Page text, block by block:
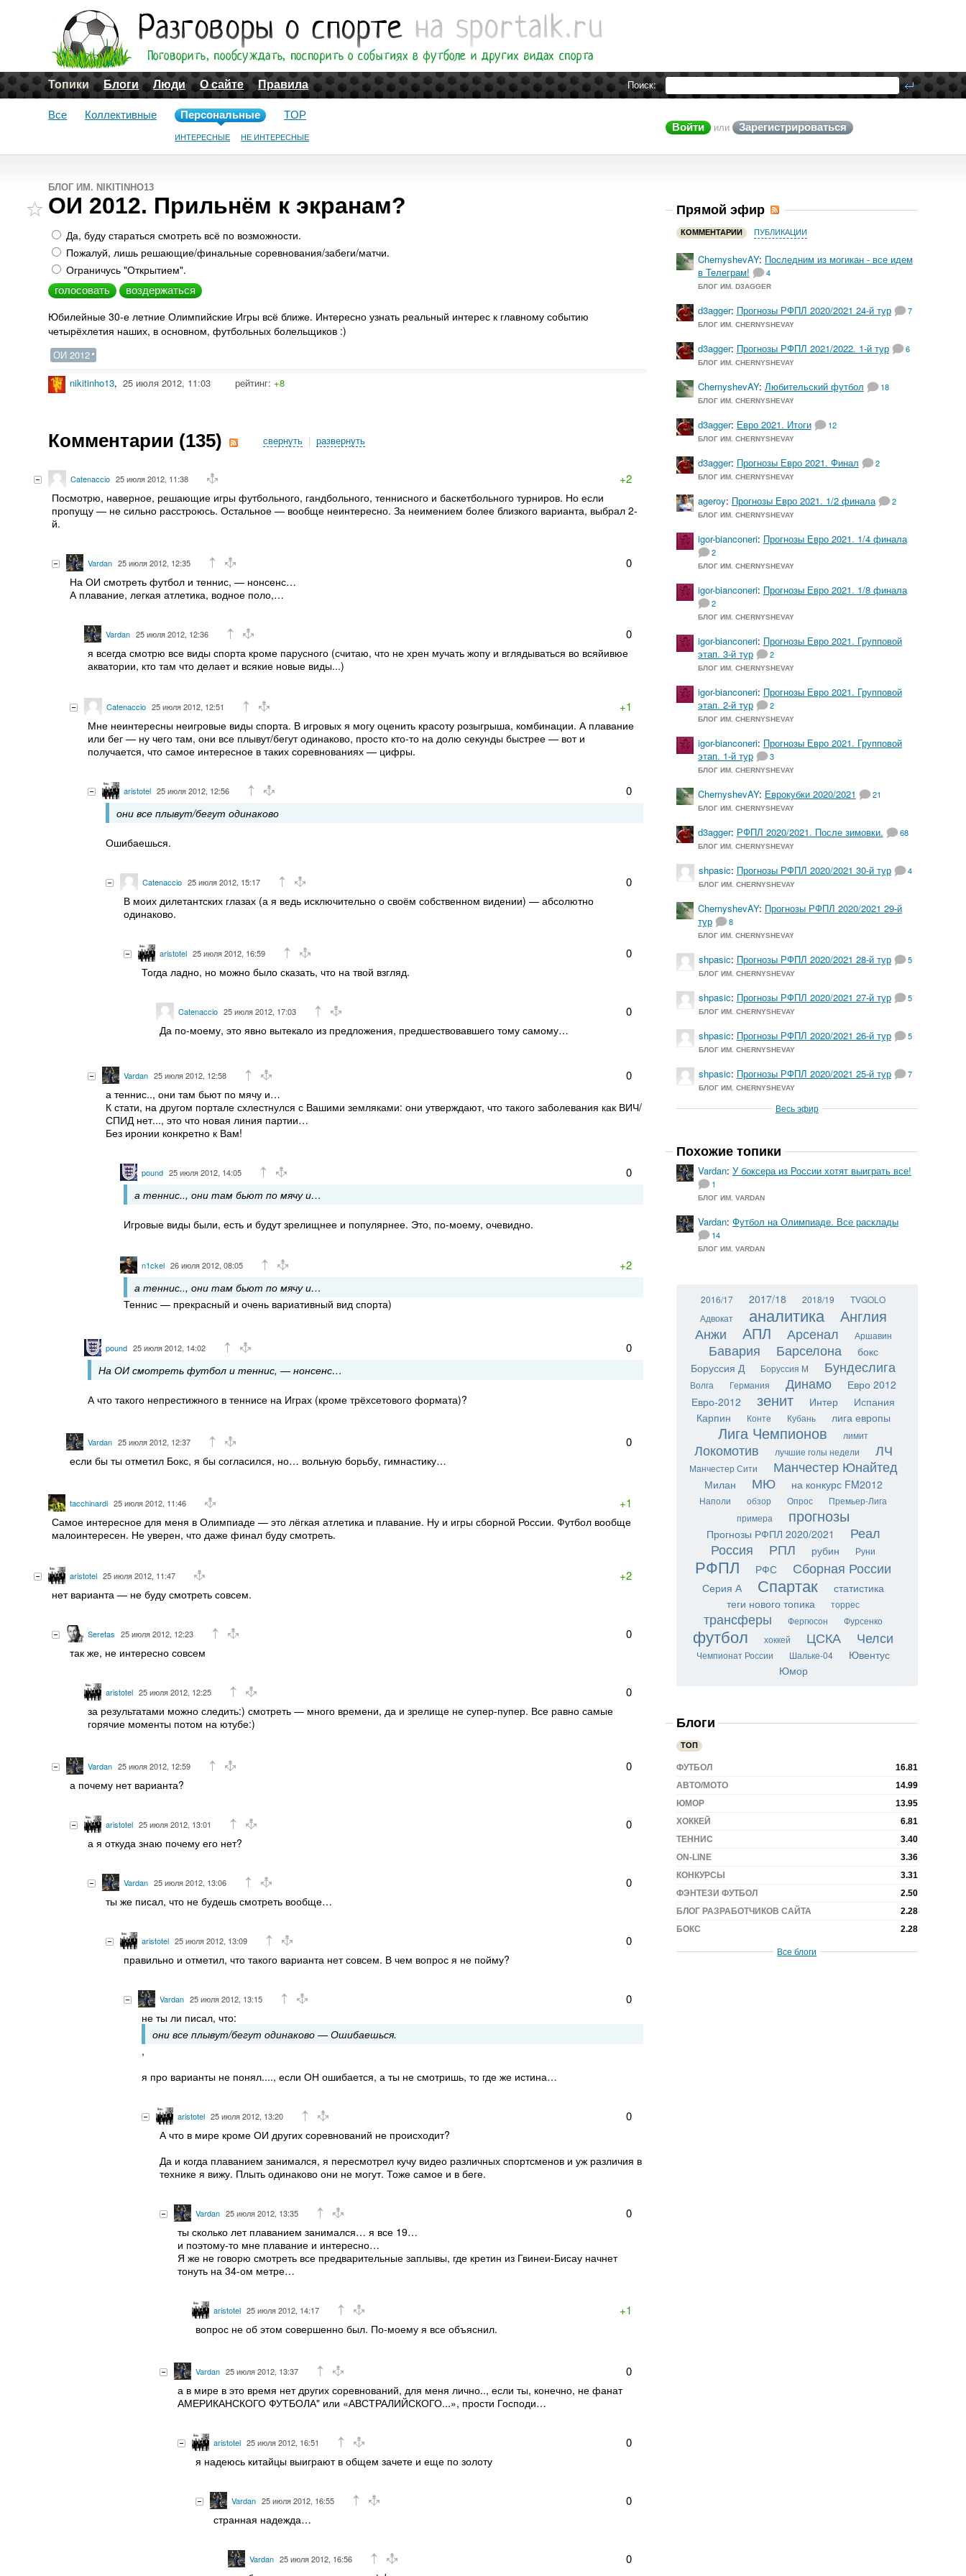
Поиск:
Топики Блоги Люди О сайте Правила
Войти или Зарегистрироваться
Все Коллективные Персональные
ИНТЕРЕСНЫЕ НЕ ИНТЕРЕСНЫЕ
TOP
БЛОГ ИМ. NIKITINHO13
ОИ 2012. Прильнём к экранам?
Да, буду стараться смотреть всё по возможности.
Пожалуй, лишь решающие/финальные соревнования/забеги/матчи.
Ограничусь "Открытием".
Юбилейные 30-е летние Олимпийские Игры всё ближе. Интересно узнать реальный интерес к главному событию
четырёхлетия наших, в основном, футбольных болельщиков :)
ОИ 2012
nikitinho13, 25 июля 2012, 11:03 рейтинг:+8
Комментарии (135) свернуть |развернуть
Catenaccio 25 июля 2012, 11:38 +2
Посмотрю, наверное, решающие игры футбольного, гандбольного, теннисного и баскетбольного турниров. Но если
пропущу — не сильно расстроюсь. Остальное — вообще неинтересно. За неимением более близкого варианта, выбрал 2-
й.
Vardan 25 июля 2012, 12:35 0
На ОИ смотреть футбол и теннис, — нонсенс…
А плавание, легкая атлетика, водное поло,…
Vardan 25 июля 2012, 12:36 0
я всегда смотрю все виды спорта кроме парусного (считаю, что не хрен мучать жопу и вглядываться во всяйивюе
акватории, кто там что делает и всякие новые виды...)
Catenaccio 25 июля 2012, 12:51 +1
Мне неинтересны неигровые виды спорта. В игровых я могу оценить красоту розыгрыша, комбинации. А плавание
или бег — ну чего там, они все плывут/бегут одинаково, просто кто-то на долю секунды быстрее — вот и
получается, что самое интересное в таких соревнованиях — цифры.
aristotel 25 июля 2012, 12:56 0
они все плывут/бегут одинаково
Ошибаешься.
Catenaccio 25 июля 2012, 15:17 0
В моих дилетантских глазах (а я ведь исключительно о своём собственном видении) — абсолютно
одинаково.
aristotel 25 июля 2012, 16:59 0
Тогда ладно, но можно было сказать, что на твой взгляд.
Catenaccio 25 июля 2012, 17:03 0
Да по-моему, это явно вытекало из предложения, предшествовавшего тому самому…
Vardan 25 июля 2012, 12:58 0
а теннис.., они там бьют по мячу и…
К стати, на другом портале схлестнулся с Вашими земляками: они утверждают, что такого заболевания как ВИЧ/
СПИД нет..., это что новая линия партии…
Без иронии конкретно к Вам!
pound 25 июля 2012, 14:05 0
а теннис.., они там бьют по мячу и…
Игровые виды были, есть и будут зрелищнее и популярнее. Это, по-моему, очевидно.
n1ckel 26 июля 2012, 08:05 +2
а теннис.., они там бьют по мячу и…
Теннис — прекрасный и очень вариативный вид спорта)
pound 25 июля 2012, 14:02 0
На ОИ смотреть футбол и теннис, — нонсенс…
А что такого непрестижного в теннисе на Играх (кроме трёхсетового формата)?
Vardan 25 июля 2012, 12:37 0
если бы ты отметил Бокс, я бы согласился, но… вольную борьбу, гимнастику…
tacchinardi 25 июля 2012, 11:46 +1
Самое интересное для меня в Олимпиаде — это лёгкая атлетика и плавание. Ну и игры сборной России. Футбол вообще
малоинтересен. Не уверен, что даже финал буду смотреть.
aristotel 25 июля 2012, 11:47 +2
нет варианта — не буду смотреть совсем.
Seretas 25 июля 2012, 12:23 0
так же, не интересно совсем
aristotel 25 июля 2012, 12:25 0
за результатами можно следить:) смотреть — много времени, да и зрелище не супер-пупер. Все равно самые
горячие моменты потом на ютубе:)
Vardan 25 июля 2012, 12:59 0
а почему нет варианта?
aristotel 25 июля 2012, 13:01 0
а я откуда знаю почему его нет?
Vardan 25 июля 2012, 13:06 0
ты же писал, что не будешь смотреть вообще…
aristotel 25 июля 2012, 13:09 0
правильно и отметил, что такого варианта нет совсем. В чем вопрос я не пойму?
Vardan 25 июля 2012, 13:15 0
не ты ли писал, что:
они все плывут/бегут одинаково — Ошибаешься.
,
я про варианты не понял...., если ОН ошибается, а ты не смотришь, то где же истина…
aristotel 25 июля 2012, 13:20 0
А что в мире кроме ОИ других соревнований не происходит?
Да и когда плаванием занимался, я пересмотрел кучу видео различных спортсменов и уж различия в
технике я вижу. Плыть одинаково они не могут. Тоже самое и в беге.
Vardan 25 июля 2012, 13:35 0
ты сколько лет плаванием занимался… я все 19…
и поэтому-то мне плавание и интересно…
Я же не говорю смотреть все предварительные заплывы, где кретин из Гвинеи-Бисау начнет
тонуть на 34-ом метре…
aristotel 25 июля 2012, 14:17 +1
вопрос не об этом совершенно был. По-моему я все объяснил.
Vardan 25 июля 2012, 13:37 0
а в мире в это время нет других соревнований, для меня лично.., если ты, конечно, не фанат
АМЕРИКАНСКОГО ФУТБОЛА" или «АВСТРАЛИЙСКОГО...», прости Господи…
aristotel 25 июля 2012, 16:51 0
я надеюсь китайцы выиграют в общем зачете и еще по золоту
Vardan 25 июля 2012, 16:55 0
странная надежда…
Vardan 25 июля 2012, 16:56 0
Прямой эфир
КОММЕНТАРИИ ПУБЛИКАЦИИ
ChernyshevAY: Последним из могикан - все идем
в Телеграм!
4
БЛОГ ИМ. D3AGGER
d3agger: Прогнозы РФПЛ 2020/2021 24-й тур 7
БЛОГ ИМ. CHERNYSHEVAY
d3agger: Прогнозы РФПЛ 2021/2022. 1-й тур 6
БЛОГ ИМ. CHERNYSHEVAY
ChernyshevAY: Любительский футбол 18
БЛОГ ИМ. CHERNYSHEVAY
d3agger: Евро 2021. Итоги 12
БЛОГ ИМ. CHERNYSHEVAY
d3agger: Прогнозы Евро 2021. Финал 2
БЛОГ ИМ. CHERNYSHEVAY
ageroy: Прогнозы Евро 2021. 1/2 финала 2
БЛОГ ИМ. CHERNYSHEVAY
igor-bianconeri: Прогнозы Евро 2021. 1/4 финала
2
БЛОГ ИМ. CHERNYSHEVAY
igor-bianconeri: Прогнозы Евро 2021. 1/8 финала
2
БЛОГ ИМ. CHERNYSHEVAY
igor-bianconeri: Прогнозы Евро 2021. Групповой
этап. 3-й тур
2
БЛОГ ИМ. CHERNYSHEVAY
igor-bianconeri: Прогнозы Евро 2021. Групповой
этап. 2-й тур
2
БЛОГ ИМ. CHERNYSHEVAY
igor-bianconeri: Прогнозы Евро 2021. Групповой
этап. 1-й тур
3
БЛОГ ИМ. CHERNYSHEVAY
ChernyshevAY: Еврокубки 2020/2021 21
БЛОГ ИМ. CHERNYSHEVAY
d3agger: РФПЛ 2020/2021. После зимовки. 68
БЛОГ ИМ. CHERNYSHEVAY
shpasic: Прогнозы РФПЛ 2020/2021 30-й тур 4
БЛОГ ИМ. CHERNYSHEVAY
ChernyshevAY: Прогнозы РФПЛ 2020/2021 29-й
тур
8
БЛОГ ИМ. CHERNYSHEVAY
shpasic: Прогнозы РФПЛ 2020/2021 28-й тур 5
БЛОГ ИМ. CHERNYSHEVAY
shpasic: Прогнозы РФПЛ 2020/2021 27-й тур 5
БЛОГ ИМ. CHERNYSHEVAY
shpasic: Прогнозы РФПЛ 2020/2021 26-й тур 5
БЛОГ ИМ. CHERNYSHEVAY
shpasic: Прогнозы РФПЛ 2020/2021 25-й тур 7
БЛОГ ИМ. CHERNYSHEVAY
Весь эфир
Похожие топики
Vardan: У боксера из России хотят выиграть все!
1
БЛОГ ИМ. VARDAN
Vardan: Футбол на Олимпиаде. Все расклады
14
БЛОГ ИМ. VARDAN
2016/17 2017/18 2018/19
TVGOLO
Адвокат
аналитика Англия
Анжи АПЛ Арсенал Аршавин
Бавария Барселона
бокс
Боруссия Д
Боруссия М Бундеслига
Волга Германия Динамо
Евро 2012
Евро-2012
зенит Интер
Испания
Карпин
Конте Кубань лига европы
Лига Чемпионов лимит
Локомотив лучшие голы недели ЛЧ
Манчестер Сити Манчестер Юнайтед
Милан МЮ на конкурс FM2012
Наполи обзор Опрос
Премьер-Лига
примера
прогнозы
Прогнозы РФПЛ 2020/2021
Реал
Россия
РПЛ рубин Руни
РФПЛ РФС Сборная России
Серия А Спартак
статистика
теги нового топика
торрес
трансферы Фергюсон Фурсенко
футбол хоккей ЦСКА Челси
Чемпионат России Шальке-04
Ювентус
Юмор
Блоги
ТОП
16.81
ФУТБОЛ
14.99
АВТО/МОТО
13.95
ЮМОР
6.81
ХОККЕЙ
3.40
ТЕННИС
3.36
ON-LINE
3.31
КОНКУРСЫ
2.50
ФЭНТЕЗИ ФУТБОЛ
2.28
БЛОГ РАЗРАБОТЧИКОВ САЙТА
2.28
БОКС
Все блоги